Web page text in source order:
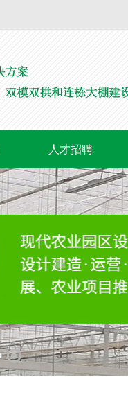
人才招聘